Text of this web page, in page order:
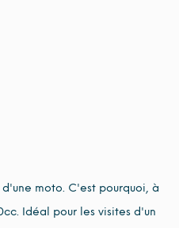
moto. C'est pourquoi, à
Idéal pour les visites d'un